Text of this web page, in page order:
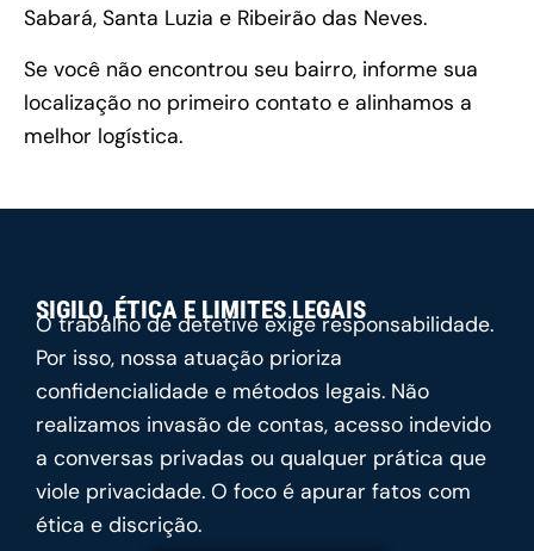
Sabará, Santa Luzia e Ribeirão das Neves.
Se você não encontrou seu bairro, informe sua
localização no primeiro contato e alinhamos a
melhor logística.
SIGILO, ÉTICA E LIMITES LEGAIS
O trabalho de detetive exige responsabilidade.
Por isso, nossa atuação prioriza
confidencialidade e métodos legais. Não
realizamos invasão de contas, acesso indevido
a conversas privadas ou qualquer prática que
viole privacidade. O foco é apurar fatos com
ética e discrição.